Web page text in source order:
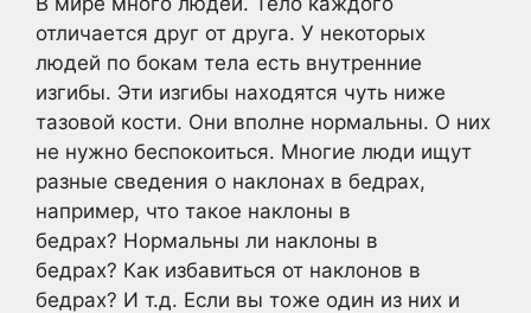
отличается друг от друга. У некоторых
людей по бокам тела есть внутренние
изгибы. Эти изгибы находятся чуть ниже
тазовой кости. Они вполне нормальны. О них
не нужно беспокоиться. Многие люди ищут
разные сведения о наклонах в бедрах,
например, что такое наклоны в
бедрах? Нормальны ли наклоны в
бедрах? Как избавиться от наклонов в
бедрах? И т.д. Если вы тоже один из них и